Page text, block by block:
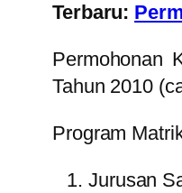
Terbaru:
Permohonan
Tahun 2010
Program
Jurusan